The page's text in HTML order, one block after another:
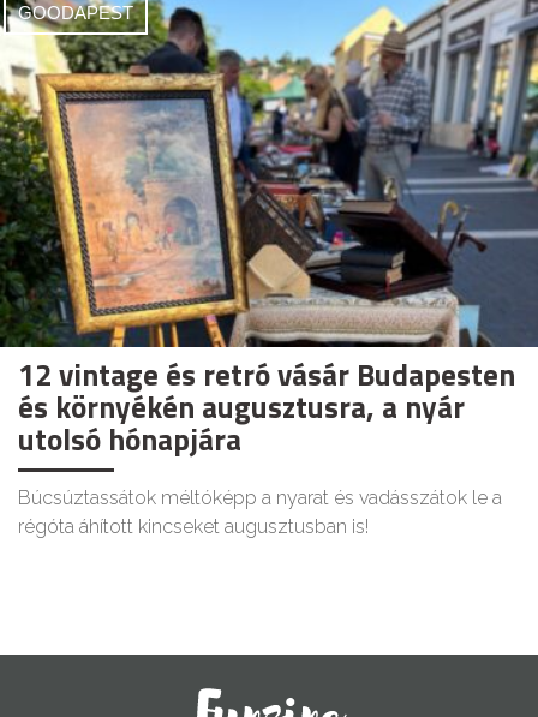
GOODAPEST
12 vintage és retró vásár Budapesten
és környékén augusztusra, a nyár
utolsó hónapjára
Búcsúztassátok méltóképp a nyarat és vadásszátok le a
régóta áhított kincseket augusztusban is!